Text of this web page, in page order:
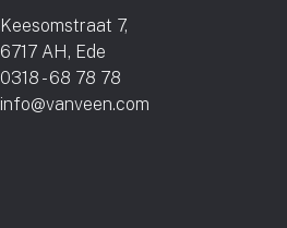
Keesomstraat 7,
6717 AH, Ede
0318 - 68 78 78
info@vanveen.com